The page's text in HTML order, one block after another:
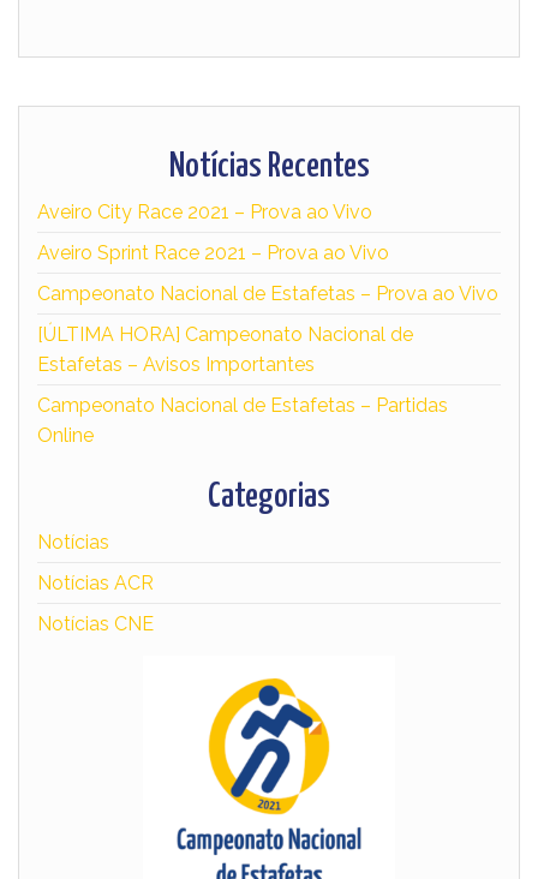
Notícias Recentes
Aveiro City Race 2021 – Prova ao Vivo
Aveiro Sprint Race 2021 – Prova ao Vivo
Campeonato Nacional de Estafetas – Prova ao Vivo
[ÚLTIMA HORA] Campeonato Nacional de
Estafetas – Avisos Importantes
Campeonato Nacional de Estafetas – Partidas
Online
Categorias
Notícias
Notícias ACR
Notícias CNE